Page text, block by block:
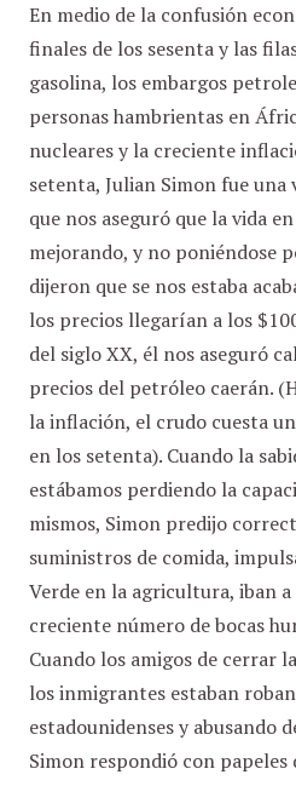
En medio de la confusión
finales de los sesenta y las
gasolina, los embargos
personas hambrientas en
nucleares y la creciente
setenta, Julian Simon fue una
que nos aseguró que la vida
mejorando, y no poniéndose
dijeron que se nos estaba
los precios llegarían a los
del siglo XX, él nos aseguró
precios del petróleo caerán.
la inflación, el crudo cuesta
en los setenta). Cuando la
estábamos perdiendo la
mismos, Simon predijo
suministros de comida,
Verde en la agricultura, iban
creciente número de bocas
Cuando los amigos de cerrar
los inmigrantes estaban
estadounidenses y abusando
Simon respondió con